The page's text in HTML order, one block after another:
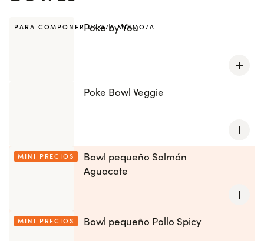
PARA COMPONER UNO/A MISMO/A
Poke by You
Poke Bowl Veggie
MINI PRECIOS
Bowl pequeño Salmón
Aguacate
MINI PRECIOS Bowl pequeño Pollo Spicy